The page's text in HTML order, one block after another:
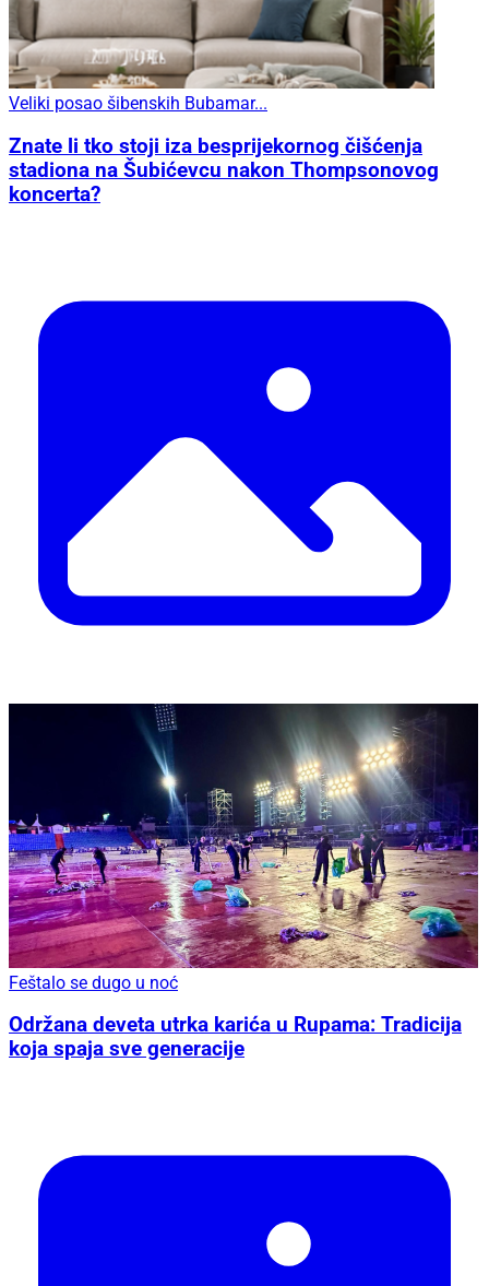
Veliki posao šibenskih Bubamar...
Znate li tko stoji iza besprijekornog čišćenja
stadiona na Šubićevcu nakon Thompsonovog
koncerta?
Feštalo se dugo u noć
Održana deveta utrka karića u Rupama: Tradicija
koja spaja sve generacije